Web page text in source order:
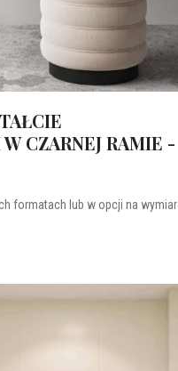
CZARNEJ RAMIE -
formatach lub w opcji na wymiar